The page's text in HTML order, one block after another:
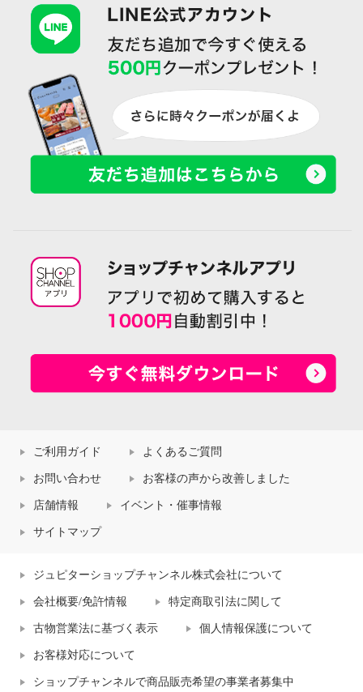
ご利用ガイド よくあるご質問
お問い合わせ お客様の声から改善しました
店舗情報 イベント・催事情報
サイトマップ
ジュピターショップチャンネル株式会社について
会社概要/免許情報 特定商取引法に関して
古物営業法に基づく表示 個人情報保護について
お客様対応について
ショップチャンネルで商品販売希望の事業者募集中